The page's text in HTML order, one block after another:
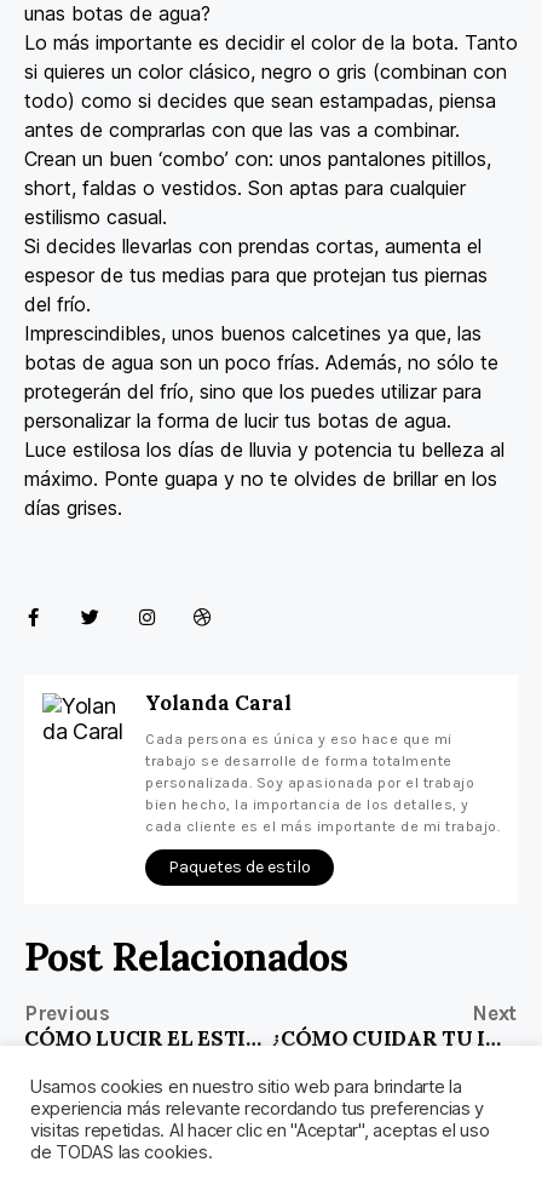
unas botas de agua?
Lo más importante es decidir el color de la bota. Tanto
si quieres un color clásico, negro o gris (combinan con
todo) como si decides que sean estampadas, piensa
antes de comprarlas con que las vas a combinar.
Crean un buen ‘combo’ con: unos pantalones pitillos,
short, faldas o vestidos. Son aptas para cualquier
estilismo casual.
Si decides llevarlas con prendas cortas, aumenta el
espesor de tus medias para que protejan tus piernas
del frío.
Imprescindibles, unos buenos calcetines ya que, las
botas de agua son un poco frías. Además, no sólo te
protegerán del frío, sino que los puedes utilizar para
personalizar la forma de lucir tus botas de agua.
Luce estilosa los días de lluvia y potencia tu belleza al
máximo. Ponte guapa y no te olvides de brillar en los
días grises.
Yolanda Caral
Cada persona es única y eso hace que mi
trabajo se desarrolle de forma totalmente
personalizada. Soy apasionada por el trabajo
bien hecho, la importancia de los detalles, y
cada cliente es el más importante de mi trabajo.
Paquetes de estilo
Post Relacionados
Previous
CÓMO LUCIR EL ESTILO OVERSIZE
Next
¿CÓMO CUIDAR TU IMAGEN EN VERANO?
Usamos cookies en nuestro sitio web para brindarte la
experiencia más relevante recordando tus preferencias y
visitas repetidas. Al hacer clic en "Aceptar", aceptas el uso
de TODAS las cookies.